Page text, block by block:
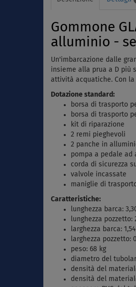
Gommone
alluminio -
Un'imbarcazione dalle
insieme alla prua a D più
attività acquatiche. Con
Dotazione standard:
borsa di trasporto
borsa di trasporto
kit di riparazione
2 remi pieghevoli
2 panche in
pompa a pedale ad
corda di sicurezza
valvole incassate
maniglie di
Caratteristiche:
lunghezza barca:
lunghezza pozzetto:
larghezza barca:
larghezza pozzetto:
peso: 68 kg
diametro del
densità del
densità del